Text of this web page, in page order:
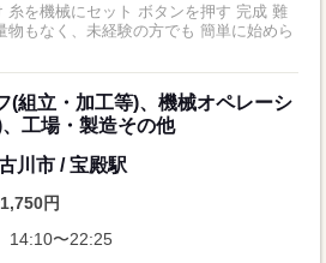
糸を機械にセット ボタンを押す 完成 難
物もなく、未経験の方でも 簡単に始めら
(組立・加工等)、機械オペレーシ
工場・製造その他
川市 / 宝殿駅
円
14:10〜22:25